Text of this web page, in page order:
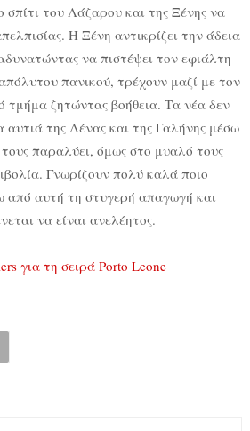
σπίτι του Λάζαρου και της Ξένης να
Η Ξένη αντικρίζει την άδεια
να πιστέψει τον εφιάλτη
πανικού, τρέχουν μαζί με τον
τμήμα ζητώντας βοήθεια. Τα νέα δεν
της Λένας και της Γαλήνης μέσω
παραλύει, όμως στο μυαλό τους
Γνωρίζουν πολύ καλά ποιο
από αυτή τη στυγερή απαγωγή και
να είναι ανελέητος.
για τη σειρά Porto Leone